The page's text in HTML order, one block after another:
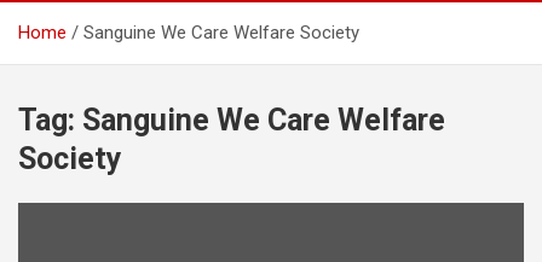
Home Sanguine We Care Welfare Society
Tag: Sanguine We Care Welfare
Society